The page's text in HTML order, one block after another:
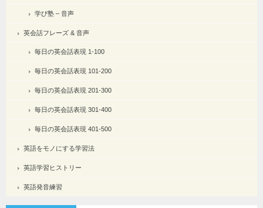
学び塾 – 音声
英会話フレーズ & 音声
毎日の英会話表現 1-100
毎日の英会話表現 101-200
毎日の英会話表現 201-300
毎日の英会話表現 301-400
毎日の英会話表現 401-500
英語をモノにする学習法
英語学習ヒストリー
英語発音練習